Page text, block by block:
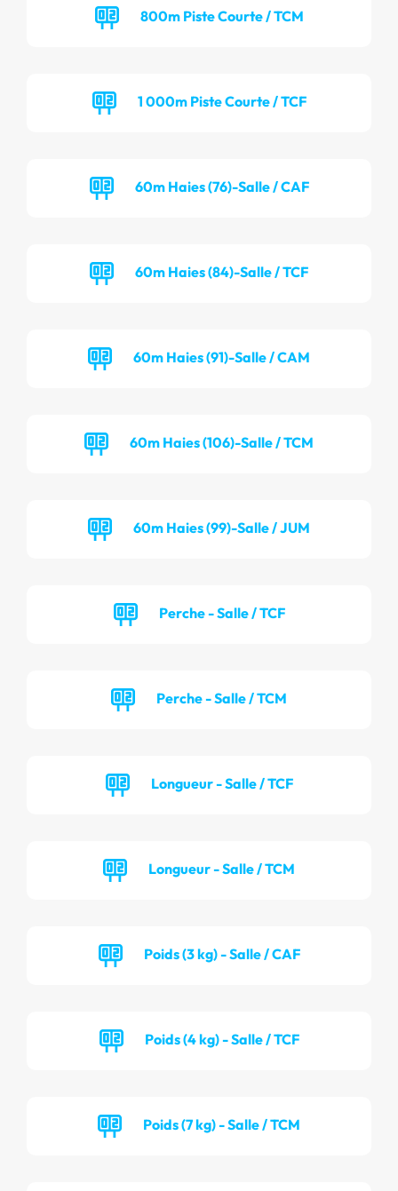
800m Piste Courte / TCM
1 000m Piste Courte / TCF
60m Haies (76)-Salle / CAF
60m Haies (84)-Salle / TCF
60m Haies (91)-Salle / CAM
60m Haies (106)-Salle / TCM
60m Haies (99)-Salle / JUM
Perche - Salle / TCF
Perche - Salle / TCM
Longueur - Salle / TCF
Longueur - Salle / TCM
Poids (3 kg) - Salle / CAF
Poids (4 kg) - Salle / TCF
Poids (7 kg) - Salle / TCM